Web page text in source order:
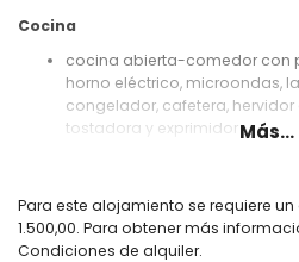
Cocina
cocina abierta-comedor con
horno eléctrico, microondas,
congelador, cafetera,
tostadora y exprimidor
dormitorio con aire
dormitorio con cama doble,
acondicionado
Más...
Para este alojamiento se requiere
1.500,00. Para obtener más
Condiciones de alquiler.